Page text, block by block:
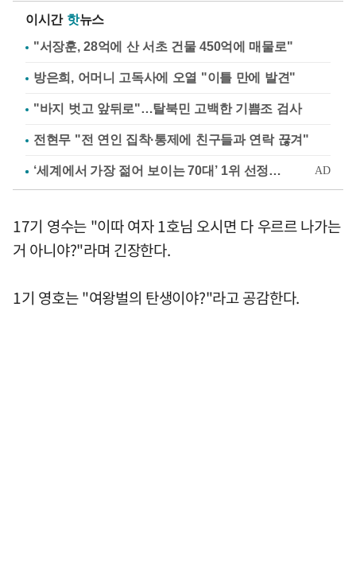
이시간 핫뉴스
"서장훈, 28억에 산 서초 건물 450억에 매물로"
방은희, 어머니 고독사에 오열 "이틀 만에 발견"
"바지 벗고 앞뒤로"…탈북민 고백한 기쁨조 검사
전현무 "전 연인 집착·통제에 친구들과 연락 끊겨"
17기 영수는 "이따 여자 1호님 오시면 다 우르르 나가는
거 아니야?"라며 긴장한다.
1기 영호는 "여왕벌의 탄생이야?"라고 공감한다.